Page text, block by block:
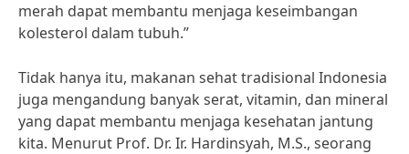
merah dapat membantu menjaga keseimbangan
kolesterol dalam tubuh.”
Tidak hanya itu, makanan sehat tradisional Indonesia
juga mengandung banyak serat, vitamin, dan mineral
yang dapat membantu menjaga kesehatan jantung
kita. Menurut Prof. Dr. Ir. Hardinsyah, M.S., seorang